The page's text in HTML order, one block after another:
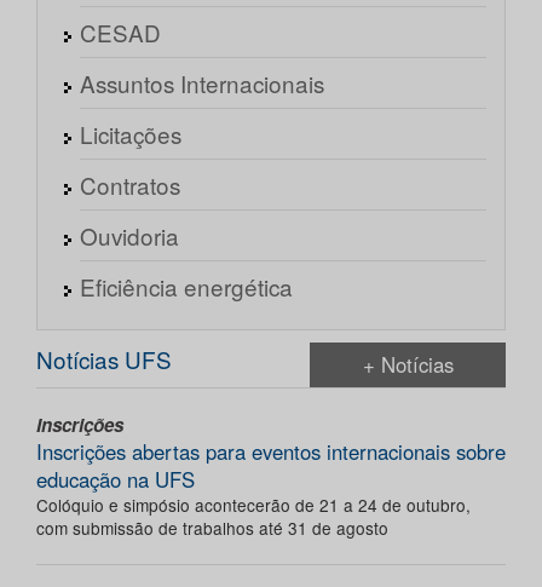
CESAD
Assuntos Internacionais
Licitações
Contratos
Ouvidoria
Eficiência energética
Notícias UFS + Notícias
Inscrições
Inscrições abertas para eventos internacionais sobre
educação na UFS
Colóquio e simpósio acontecerão de 21 a 24 de outubro,
com submissão de trabalhos até 31 de agosto